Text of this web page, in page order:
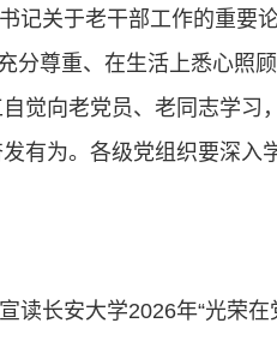
记关于老干部工作的重
分尊重、在生活上悉心
觉向老党员、老同志学
有为。各级党组织要深
读长安大学2026年“光荣